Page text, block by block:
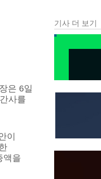
은 6일
간사를
이
액을
기사 더 보기